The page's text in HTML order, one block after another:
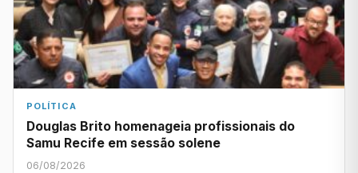
POLÍTICA
Douglas Brito homenageia profissionais do
Samu Recife em sessão solene
06/08/2026